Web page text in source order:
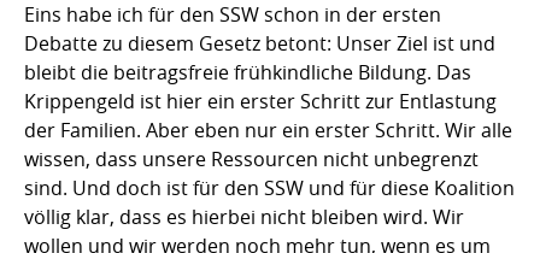
Eins habe ich für den SSW schon in der ersten
Debatte zu diesem Gesetz betont: Unser Ziel ist und
bleibt die beitragsfreie frühkindliche Bildung. Das
Krippengeld ist hier ein erster Schritt zur Entlastung
der Familien. Aber eben nur ein erster Schritt. Wir alle
wissen, dass unsere Ressourcen nicht unbegrenzt
sind. Und doch ist für den SSW und für diese Koalition
völlig klar, dass es hierbei nicht bleiben wird. Wir
wollen und wir werden noch mehr tun, wenn es um